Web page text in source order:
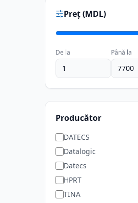
Preț (MDL)
De la Până la
Producător
DATECS
Datalogic
Datecs
HPRT
TINA